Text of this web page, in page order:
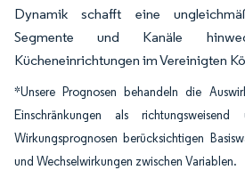
Dynamik schafft eine
Segmente und Kanäle
Kücheneinrichtungen im Vereinigten
*Unsere Prognosen behandeln die
Einschränkungen als
Wirkungsprognosen berücksichtigen
und Wechselwirkungen zwischen Variablen.